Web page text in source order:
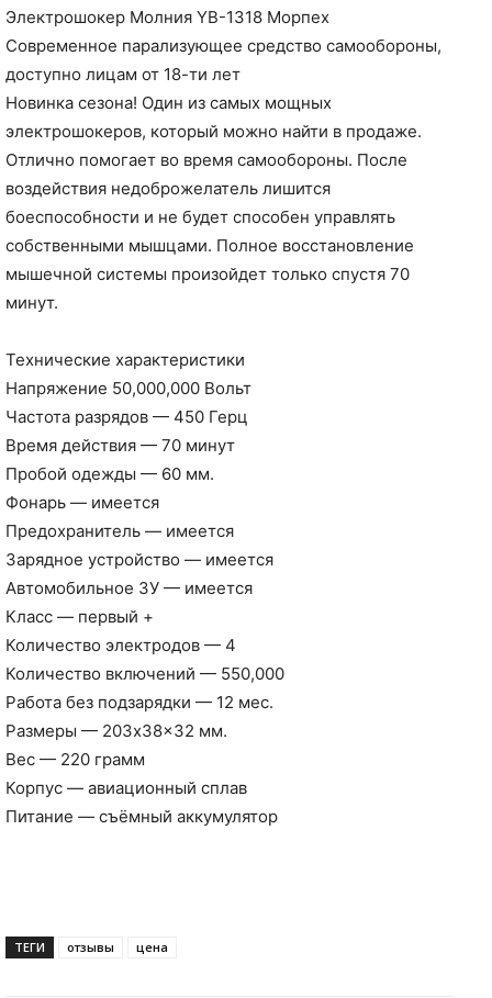
Электрошокер Молния YB-1318 Морпех
Современное парализующее средство самообороны,
доступно лицам от 18-ти лет
Новинка сезона! Один из самых мощных
электрошокеров, который можно найти в продаже.
Отлично помогает во время самообороны. После
воздействия недоброжелатель лишится
боеспособности и не будет способен управлять
собственными мышцами. Полное восстановление
мышечной системы произойдет только спустя 70
минут.
Технические характеристики
Напряжение 50,000,000 Вольт
Частота разрядов — 450 Герц
Время действия — 70 минут
Пробой одежды — 60 мм.
Фонарь — имеется
Предохранитель — имеется
Зарядное устройство — имеется
Автомобильное ЗУ — имеется
Класс — первый +
Количество электродов — 4
Количество включений — 550,000
Работа без подзарядки — 12 мес.
Размеры — 203х38×32 мм.
Вес — 220 грамм
Корпус — авиационный сплав
Питание — съёмный аккумулятор
ТЕГИ отзывы цена